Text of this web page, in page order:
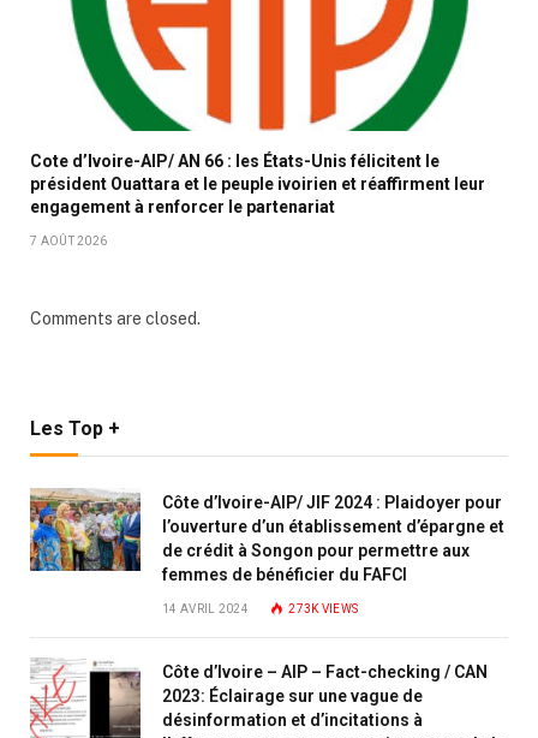
Cote d’Ivoire-AIP/ AN 66 : les États-Unis félicitent le
président Ouattara et le peuple ivoirien et réaffirment leur
engagement à renforcer le partenariat
7 AOÛT 2026
Comments are closed.
Les Top +
Côte d’Ivoire-AIP/ JIF 2024 : Plaidoyer pour
l’ouverture d’un établissement d’épargne et
de crédit à Songon pour permettre aux
femmes de bénéficier du FAFCI
14 AVRIL 2024 273K VIEWS
Côte d’Ivoire – AIP – Fact-checking / CAN
2023: Éclairage sur une vague de
désinformation et d’incitations à